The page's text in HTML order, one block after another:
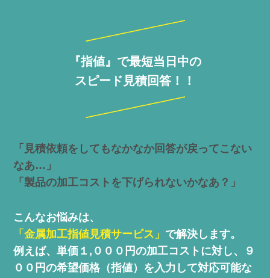
『指値』で最短当日中の
スピード見積回答！！
「見積依頼をしてもなかなか回答が戻ってこない
なあ…」
「製品の加工コストを下げられないかなあ？」
こんなお悩みは、
「金属加工指値見積サービス」 で解決します。
例えば、単価１,０００円の加工コストに対し、
９
００円の希望価格（指値）を入力して対応可能な